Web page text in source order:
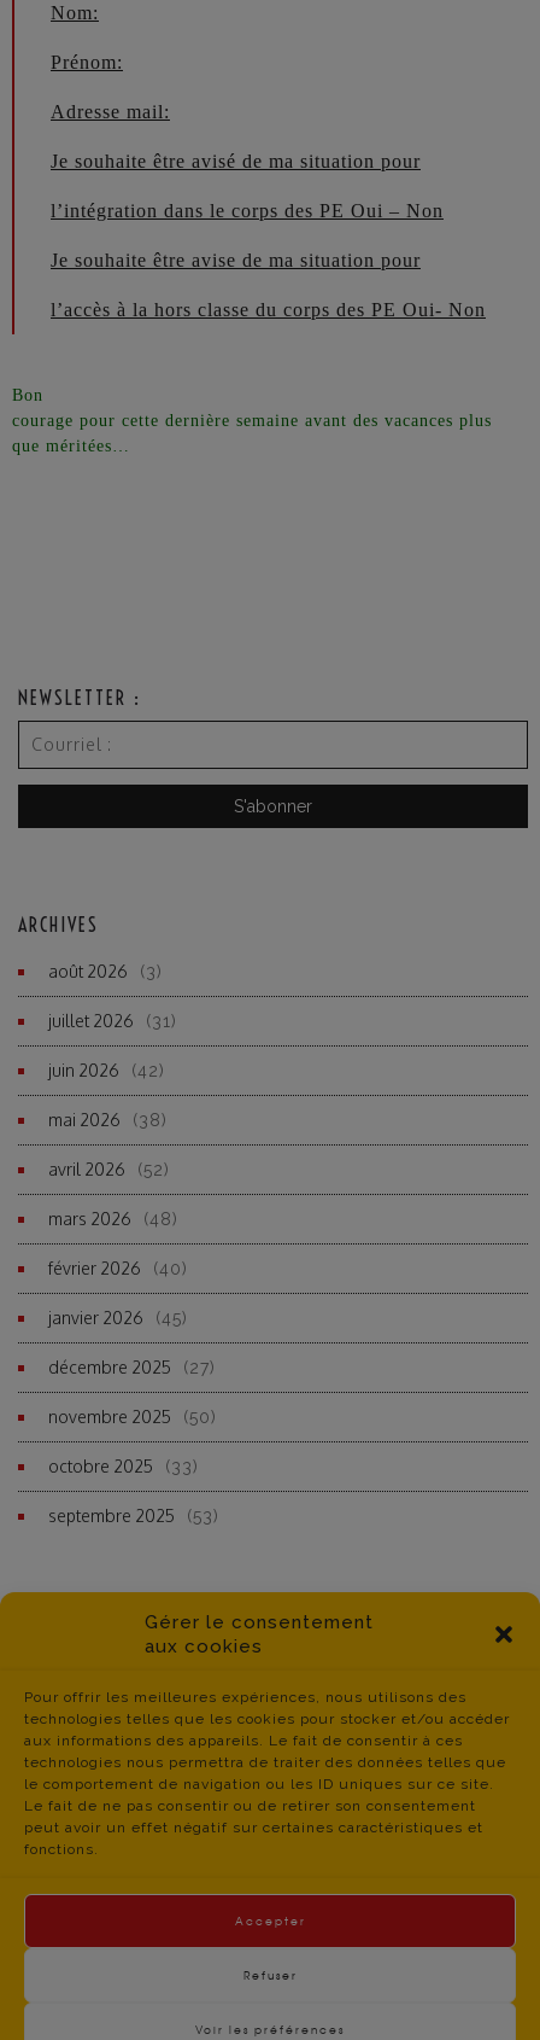
Gérer le consentement
aux cookies
Pour offrir les meilleures expériences, nous utilisons des
technologies telles que les cookies pour stocker et/ou accéder
aux informations des appareils. Le fait de consentir à ces
technologies nous permettra de traiter des données telles que
le comportement de navigation ou les ID uniques sur ce site.
Le fait de ne pas consentir ou de retirer son consentement
peut avoir un effet négatif sur certaines caractéristiques et
fonctions.
Accepter
Refuser
Voir les préférences
Nom:
Prénom:
Adresse mail:
Je souhaite être avisé de ma situation pour
l’intégration dans le corps des PE Oui – Non
Je souhaite être avise de ma situation pour
l’accès à la hors classe du corps des PE Oui- Non
Bon
courage pour cette dernière semaine avant des vacances plus
que méritées…
NEWSLETTER :
ARCHIVES
août 2026 (3)
juillet 2026 (31)
juin 2026 (42)
mai 2026 (38)
avril 2026 (52)
mars 2026 (48)
février 2026 (40)
janvier 2026 (45)
décembre 2025 (27)
novembre 2025 (50)
octobre 2025 (33)
septembre 2025 (53)